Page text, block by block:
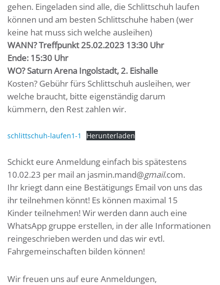
gehen. Eingeladen sind alle, die Schlittschuh laufen
können und am besten Schlittschuhe haben (wer
keine hat muss sich welche ausleihen)
WANN? Treffpunkt 25.02.2023 13:30 Uhr
Ende: 15:30 Uhr
WO? Saturn Arena Ingolstadt, 2. Eishalle
Kosten? Gebühr fürs Schlittschuh ausleihen, wer
welche braucht, bitte eigenständig darum
kümmern, den Rest zahlen wir.
schlittschuh-laufen1-1 Herunterladen
Schickt eure Anmeldung einfach bis spätestens
10.02.23 per mail an jasmin.mand@gmail.com.
Ihr kriegt dann eine Bestätigungs Email von uns das
ihr teilnehmen könnt! Es können maximal 15
Kinder teilnehmen! Wir werden dann auch eine
WhatsApp gruppe erstellen, in der alle Informationen
reingeschrieben werden und das wir evtl.
Fahrgemeinschaften bilden können!
Wir freuen uns auf eure Anmeldungen,